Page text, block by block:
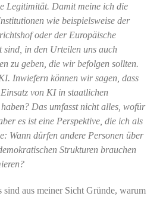
Legitimität. Damit meine ich die
wie beispielsweise der
oder der Europäische
in den Urteilen uns auch
zu geben, die wir befolgen sollten.
Inwiefern können wir sagen, dass
von KI in staatlichen
Das umfasst nicht alles, wofür
es ist eine Perspektive, die ich als
Wann dürfen andere Personen über
Strukturen brauchen
sind aus meiner Sicht Gründe, warum